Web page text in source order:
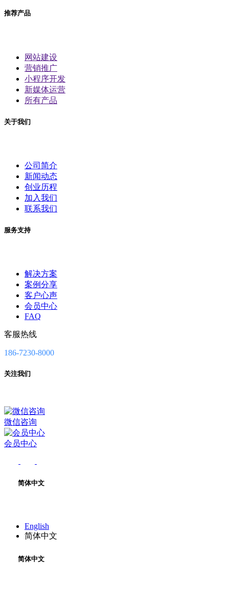
推荐产品
网站建设
营销推广
小程序开发
新媒体运营
所有产品
关于我们
公司简介
新闻动态
创业历程
加入我们
联系我们
服务支持
解决方案
案例分享
客户心声
会员中心
FAQ
客服热线
186-7230-8000
关注我们
微信咨询
会员中心
简体中文
English
简体中文
简体中文